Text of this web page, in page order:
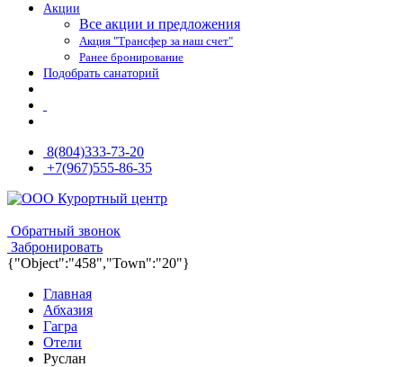
Акции
Все акции и предложения
Акция "Трансфер за наш счет"
Ранее бронирование
Подобрать санаторий
8(804)333-73-20
+7(967)555-86-35
Обратный звонок
Забронировать
{"Object":"458","Town":"20"}
Главная
Абхазия
Гагра
Отели
Руслан